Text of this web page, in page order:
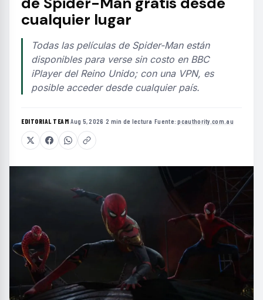
cualquier lugar
Todas las películas de Spider-Man están
disponibles para verse sin costo en BBC
iPlayer del Reino Unido; con una VPN, es
posible acceder desde cualquier país.
EDITORIAL TEAM·Aug 5, 2026 ·2 min de lectura ·Fuente:pcauthority.com.au